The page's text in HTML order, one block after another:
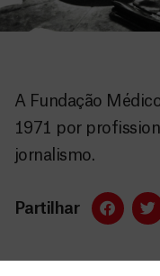
A Fundação
1971 por
jornalismo.
Partilhar